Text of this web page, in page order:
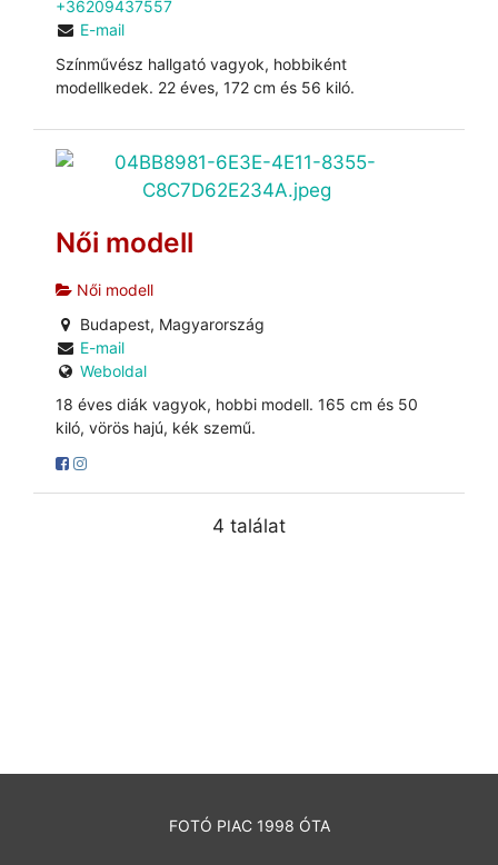
+36209437557
E-mail
Színművész hallgató vagyok, hobbiként
modellkedek. 22 éves, 172 cm és 56 kiló.
Női modell
Női modell
Budapest, Magyarország
E-mail
Weboldal
18 éves diák vagyok, hobbi modell. 165 cm és 50
kiló, vörös hajú, kék szemű.
4 találat
FOTÓ PIAC 1998 ÓTA